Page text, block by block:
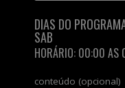
DIAS DO
SAB
HORÁRIO: 00:00 AS
conteúdo (opcional)